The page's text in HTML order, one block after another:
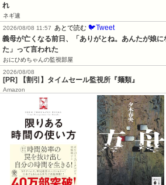
れ
ネギ速
2026/08/08 11:57
あとで読む 🐦Tweet
義母が亡くなる前日、「ありがとね。あんたが娘
た」って言われた
おにひめちゃんの監視部屋
2026/08/08
[PR] 【割引】タイムセール監視所『麺類』
Amazon